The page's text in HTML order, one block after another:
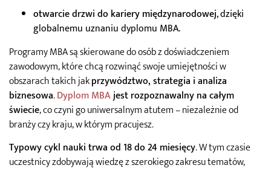
otwarcie drzwi do kariery międzynarodowej, dzięki
globalnemu uznaniu dyplomu MBA.
Programy MBA są skierowane do osób z doświadczeniem
zawodowym, które chcą rozwinąć swoje umiejętności w
obszarach takich jakprzywództwo, strategia i analiza
biznesowa.Dyplom MBAjest rozpoznawalny na całym
świecie, co czyni go uniwersalnym atutem – niezależnie od
branży czy kraju, w którym pracujesz.
Typowy cykl nauki trwa od 18 do 24 miesięcy. W tym czasie
uczestnicy zdobywają wiedzę z szerokiego zakresu tematów,